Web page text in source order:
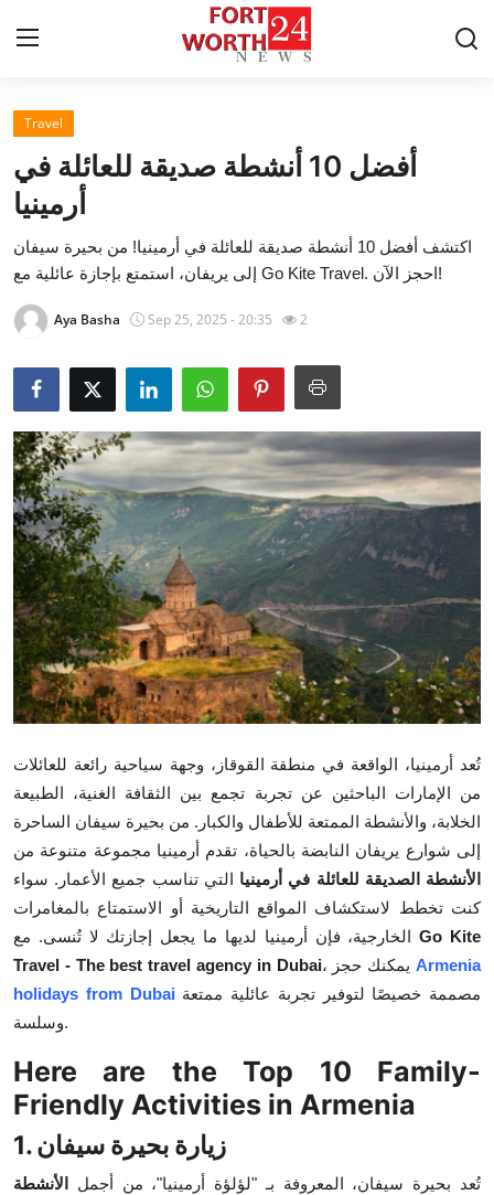
Home
Press Release
Contact
Privacy Policy
News Network
Health
Submit Press Release
Guest Posting
Crypto
Advertise with US
Finance
Tech
Real Estate
General
Top 10
How To
Support Number
Travel
أفضل 10 أنشطة صديقة للعائلة في
أرمينيا
اكتشف أفضل 10 أنشطة صديقة للعائلة في أرمينيا! من بحيرة سيفان
إلى يريفان، استمتع بإجازة عائلية مع Go Kite Travel. احجز الآن!
Aya Basha Sep 25, 2025 - 20:35 2
تُعد أرمينيا، الواقعة في منطقة القوقاز، وجهة سياحية رائعة للعائلات
من الإمارات الباحثين عن تجربة تجمع بين الثقافة الغنية، الطبيعة
الخلابة، والأنشطة الممتعة للأطفال والكبار. من بحيرة سيفان الساحرة
إلى شوارع يريفان النابضة بالحياة، تقدم أرمينيا مجموعة متنوعة من
الأنشطة الصديقة للعائلة في أرمينيا التي تناسب جميع الأعمار. سواء
كنت تخطط لاستكشاف المواقع التاريخية أو الاستمتاع بالمغامرات
الخارجية، فإن أرمينيا لديها ما يجعل إجازتك لا تُنسى. معGo Kite
Travel - The best travel agency in Dubai
، يمكنك حجزArmenia
holidays from Dubai
وسلسة.
Here are the Top 10 Family-
Friendly Activities in Armenia
1. زيارة بحيرة سيفان
تُعد بحيرة سيفان، المعروفة بـ "لؤلؤة أرمينيا"، من أجمل
الأنشطة